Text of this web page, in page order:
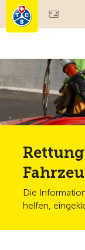
Produkte &
Die
helfen,